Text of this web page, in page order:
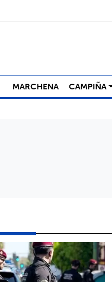
MARCHENA CAMPIÑA